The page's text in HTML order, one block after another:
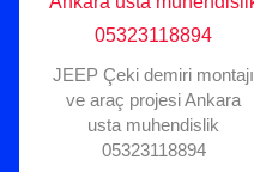
JEEP Çeki demiri montajı
ve araç projesi Ankara
usta muhendislik
05323118894